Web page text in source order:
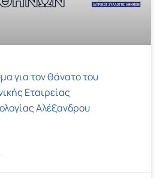
για τον θάνατο του
Εταιρείας
Αλέξανδρου